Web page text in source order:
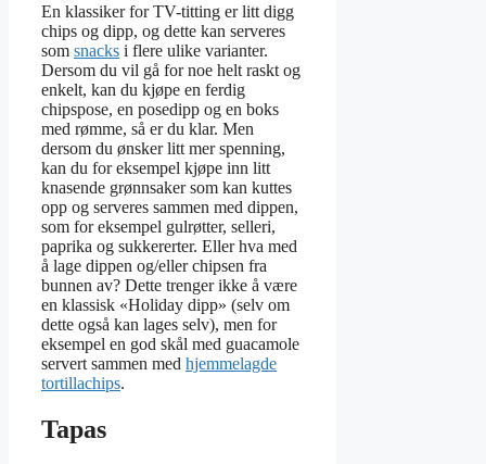
En klassiker for TV-titting er litt digg
chips og dipp, og dette kan serveres
som snacks i flere ulike varianter.
Dersom du vil gå for noe helt raskt og
enkelt, kan du kjøpe en ferdig
chipspose, en posedipp og en boks
med rømme, så er du klar. Men
dersom du ønsker litt mer spenning,
kan du for eksempel kjøpe inn litt
knasende grønnsaker som kan kuttes
opp og serveres sammen med dippen,
som for eksempel gulrøtter, selleri,
paprika og sukkererter. Eller hva med
å lage dippen og/eller chipsen fra
bunnen av? Dette trenger ikke å være
en klassisk «Holiday dipp» (selv om
dette også kan lages selv), men for
eksempel en god skål med guacamole
servert sammen med hjemmelagde
tortillachips.
Tapas